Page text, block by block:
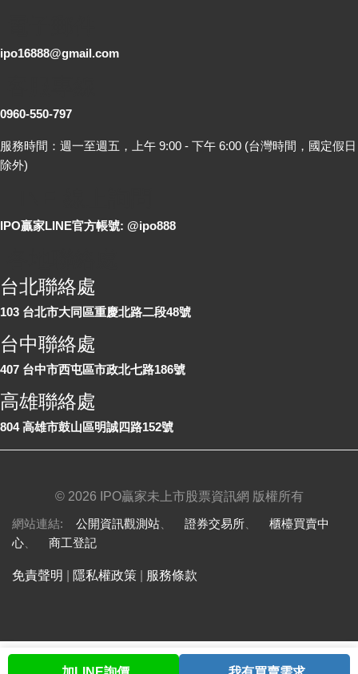
ipo16888@gmail.com
0960-550-797
服務時間：週一至週五，上午 9:00 - 下午 6:00 (台灣時間，國定假日
除外)
IPO贏家LINE官方帳號: @ipo888
台北聯絡處
103 台北市大同區重慶北路二段48號
台中聯絡處
407 台中市西屯區市政北七路186號
高雄聯絡處
804 高雄市鼓山區明誠四路152號
© 2026 IPO贏家未上市股票資訊網 版權所有
網站連結: 公開資訊觀測站 證券交易所
櫃檯買賣中
心
商工登記
免責聲明 隱私權政策 服務條款